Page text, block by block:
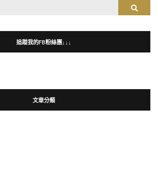
Search
追蹤我的FB粉絲團↓↓↓
文章分類